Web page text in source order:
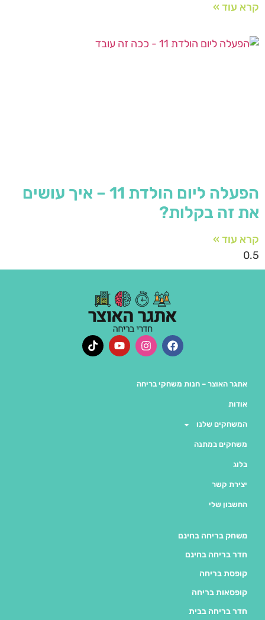
קרא עוד »
הפעלה ליום הולדת 11 – איך עושים
את זה בקלות?
קרא עוד »
אתגר האוצר – חנות משחקי בריחה
אודות
המשחקים שלנו
משחקים במתנה
בלוג
יצירת קשר
החשבון שלי
משחק בריחה בחינם
חדר בריחה בחינם
קופסת בריחה
קופסאות בריחה
חדר בריחה בבית